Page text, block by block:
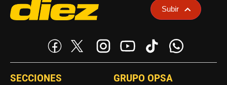
Subir
SECCIONES GRUPO OPSA